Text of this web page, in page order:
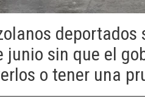
deportados
junio sin que el
o tener una